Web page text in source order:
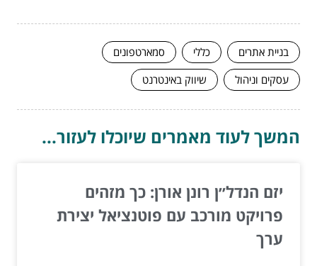
בניית אתרים כללי
סמארטפונים
עסקים וניהול
שיווק באינטרנט
המשך לעוד מאמרים שיוכלו לעזור...
יזם הנדל״ן רונן אורן: כך מזהים
פרויקט מורכב עם פוטנציאל יצירת
ערך